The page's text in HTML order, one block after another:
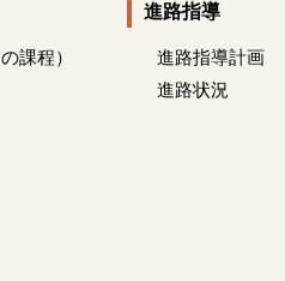
課程）
進路指導
進路指導計画
進路状況